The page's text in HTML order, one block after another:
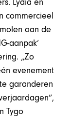
Lydia en
commercieel
aan de
aanpak’
„Zo
evenement
garanderen
Tygo